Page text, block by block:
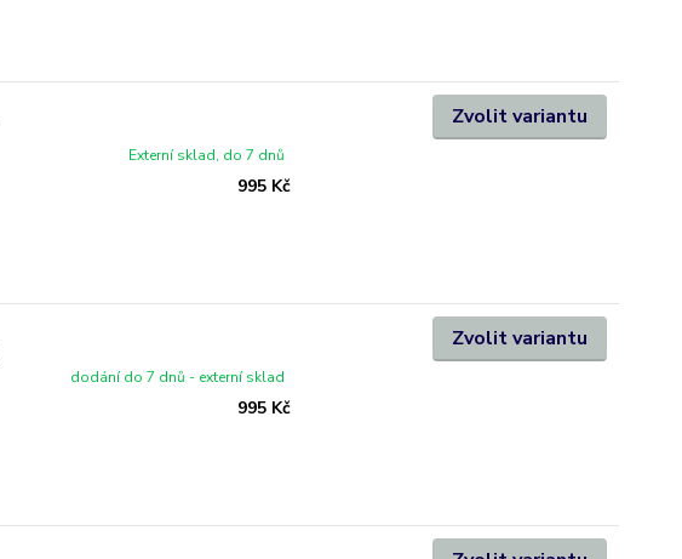
995 Kč
Externí sklad, do 7 dnů
Zvolit variantu
995 Kč
dodání do 7 dnů - externí sklad
Zvolit variantu